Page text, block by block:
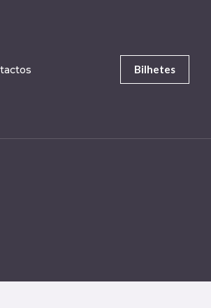
Bilhetes